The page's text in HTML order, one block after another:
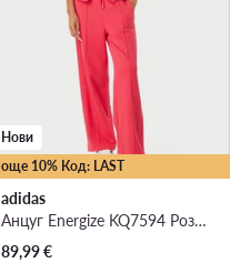
още 10% Код: LAST
Нови
adidas
Анцуг Energize KQ7594 Розов Regular Fit
89,99€